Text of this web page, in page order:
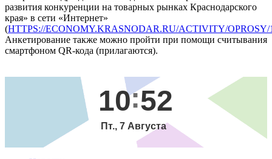
развития конкуренции на товарных рынках Краснодарского
края» в сети «Интернет»
(HTTPS://ECONOMY.KRASNODAR.RU/ACTIVITY/OPROSY/
Анкетирование также можно пройти при помощи считывания
смартфоном QR-кода (прилагаются).
10 52
Пт., 7 Августа